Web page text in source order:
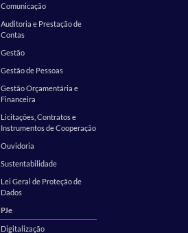
Comunicação
Auditoria e Prestação de
Contas
Gestão
Gestão de Pessoas
Gestão Orçamentária e
Financeira
Licitações, Contratos e
Instrumentos de Cooperação
Ouvidoria
Sustentabilidade
Lei Geral de Proteção de
Dados
PJe
Digitalização